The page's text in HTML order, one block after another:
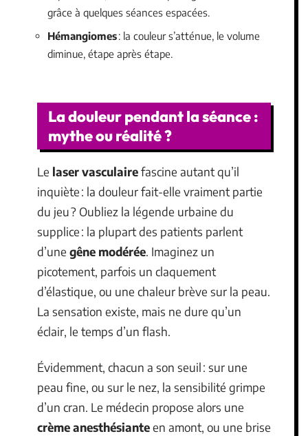
grâce à quelques séances espacées.
Hémangiomes: la couleur s’atténue, le volume
diminue, étape après étape.
La douleur pendant la séance :
mythe ou réalité ?
Le laser vasculairefascine autant qu’il
inquiète : la douleur fait-elle vraiment partie
du jeu ? Oubliez la légende urbaine du
supplice : la plupart des patients parlent
d’une gêne modérée. Imaginez un
picotement, parfois un claquement
d’élastique, ou une chaleur brève sur la peau.
La sensation existe, mais ne dure qu’un
éclair, le temps d’un flash.
Évidemment, chacun a son seuil : sur une
peau fine, ou sur le nez, la sensibilité grimpe
d’un cran. Le médecin propose alors une
crème anesthésianteen amont, ou une brise